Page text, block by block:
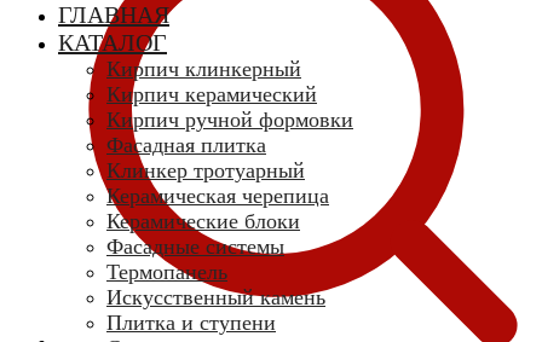
ГЛАВНАЯ
КАТАЛОГ
Кирпич клинкерный
Кирпич керамический
Кирпич ручной формовки
Фасадная плитка
Клинкер тротуарный
Керамическая черепица
Керамические блоки
Фасадные системы
Термопанель
Искусственный камень
Плитка и ступени